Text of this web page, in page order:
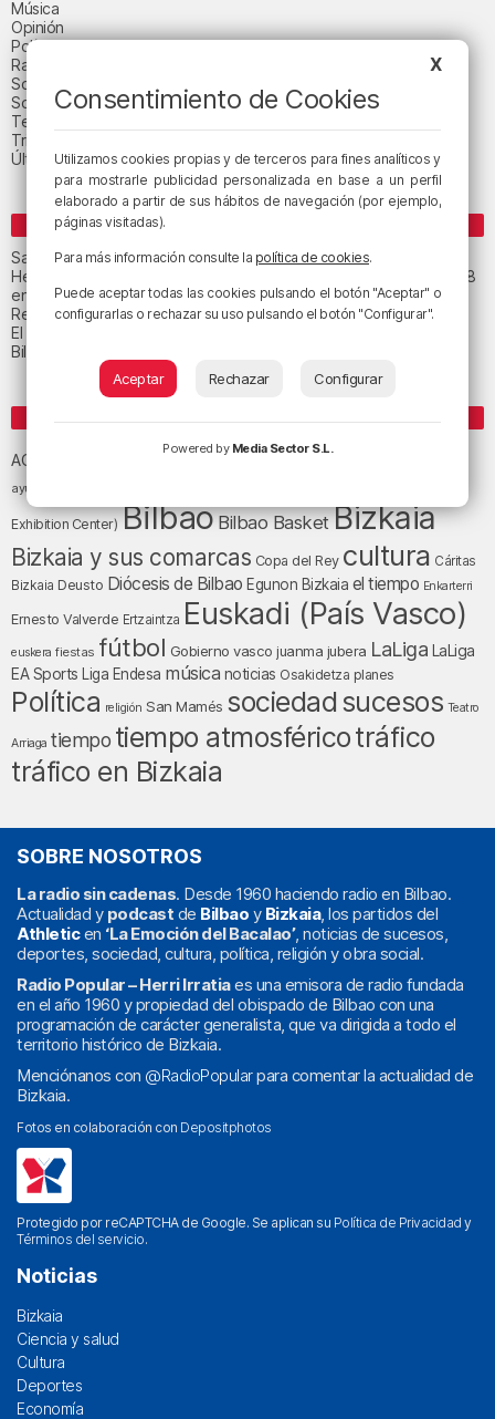
Música
Opinión
Política
Radio Popular-Herri Irratia
Social y religión
Sociedad
Tecnología
Triple B
Última hora
ENTRADAS RECIENTES
San Juan de Gaztelugatxe cerrará el día del eclipse
Heridas dos personas en un accidente entre tres vehículos en la A8
en Muskiz
Recuperado el cuerpo sin vida de una mujer en la ría de Bilbao
El tiempo este jueves en Bizkaia: cielo muy nuboso
Bilbao celebra el 27 de agosto el «Día de las Personas Mayores»
ETIQUETAS
ACB Athletic Club de Bilbao
ayuntamiento de Bilbao
Exhibition Center) BilbaoBilbao BasketBizkaia
Bizkaia y sus comarcas Copa del Rey cultura Cáritas
Bizkaia Deusto Diócesis de Bilbao Egunon Bizkaia el tiempo Enkarterri
Ernesto Valverde Ertzaintza Euskadi (País Vasco)
euskera fiestas fútbol Gobierno vasco juanma jubera LaLiga LaLiga
EA Sports Liga Endesa música noticias Osakidetza planes
Política religión San Mamés sociedad sucesos Teatro
Arriaga tiempo tiempo atmosféricotráfico
tráfico en Bizkaia
SOBRE NOSOTROS
La radio sin cadenas. Desde 1960 haciendo radio en Bilbao.
Actualidad y podcast de Bilbao y Bizkaia, los partidos del
Athleticen ‘La Emoción del Bacalao’, noticias de sucesos,
deportes, sociedad, cultura, política, religión y obra social.
Radio Popular – Herri Irratiaes una emisora de radio fundada
en el año 1960 y propiedad del obispado de Bilbao con una
programación de carácter generalista, que va dirigida a todo el
territorio histórico de Bizkaia.
Menciónanos con @RadioPopularpara comentar la actualidad de
Bizkaia.
Fotos en colaboración con Depositphotos
Protegido por reCAPTCHA de Google. Se aplican su Política de Privacidad y
Términos del servicio.
Noticias
Bizkaia
Ciencia y salud
Cultura
Deportes
Economía
X
Consentimiento de Cookies
Utilizamos cookies propias y de terceros para fines analíticos y
para mostrarle publicidad personalizada en base a un perfil
elaborado a partir de sus hábitos de navegación (por ejemplo,
páginas visitadas).
Para más información consulte la política de cookies.
Puede aceptar todas las cookies pulsando el botón "Aceptar" o
configurarlas o rechazar su uso pulsando el botón "Configurar".
Aceptar Rechazar Configurar
Powered by Media Sector S.L.